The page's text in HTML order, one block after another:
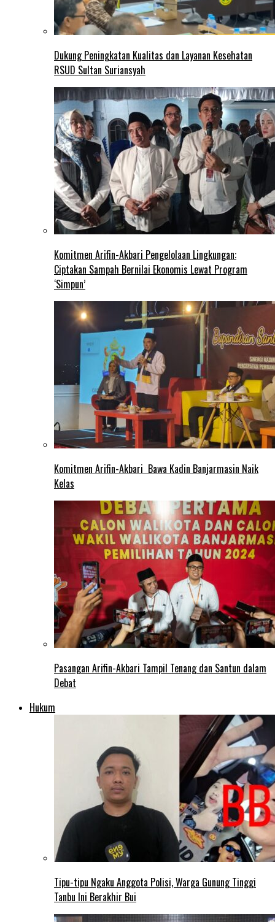
Dukung Peningkatan Kualitas dan Layanan Kesehatan
RSUD Sultan Suriansyah
Komitmen Arifin-Akbari Pengelolaan Lingkungan:
Ciptakan Sampah Bernilai Ekonomis Lewat Program
‘Simpun’
Komitmen Arifin-Akbari Bawa Kadin Banjarmasin Naik
Kelas
Pasangan Arifin-Akbari Tampil Tenang dan Santun dalam
Debat
Hukum
Tipu-tipu Ngaku Anggota Polisi, Warga Gunung Tinggi
Tanbu Ini Berakhir Bui